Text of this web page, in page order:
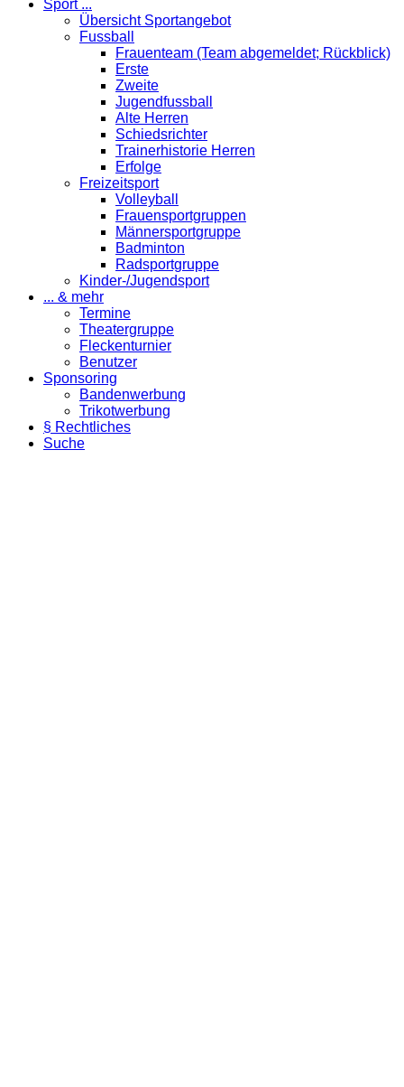
Sport ...
Übersicht Sportangebot
Fussball
Frauenteam (Team abgemeldet; Rückblick)
Erste
Zweite
Jugendfussball
Alte Herren
Schiedsrichter
Trainerhistorie Herren
Erfolge
Freizeitsport
Volleyball
Frauensportgruppen
Männersportgruppe
Badminton
Radsportgruppe
Kinder-/Jugendsport
... & mehr
Termine
Theatergruppe
Fleckenturnier
Benutzer
Sponsoring
Bandenwerbung
Trikotwerbung
§ Rechtliches
Suche